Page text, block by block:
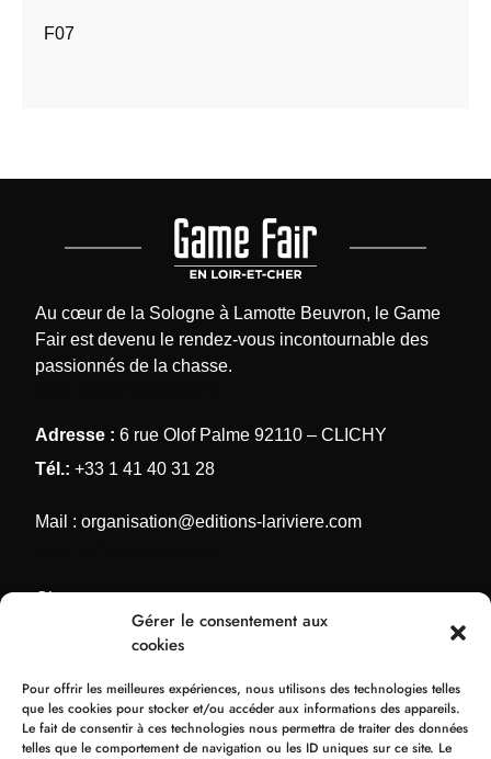
Gérer le consentement aux
cookies
Pour offrir les meilleures expériences, nous utilisons des technologies telles
que les cookies pour stocker et/ou accéder aux informations des appareils.
Le fait de consentir à ces technologies nous permettra de traiter des données
telles que le comportement de navigation ou les ID uniques sur ce site. Le
F07
Au cœur de la Sologne à Lamotte Beuvron, le Game
Fair est devenu le rendez-vous incontournable des
passionnés de la chasse.
Adresse : 6 rue Olof Palme 92110 – CLICHY
Tél.: +33 1 41 40 31 28
Mail : organisation@editions-lariviere.com
Chassons.com
Connaissance de la chasse
Armes de Chasse
NOS ORGANISATIONS